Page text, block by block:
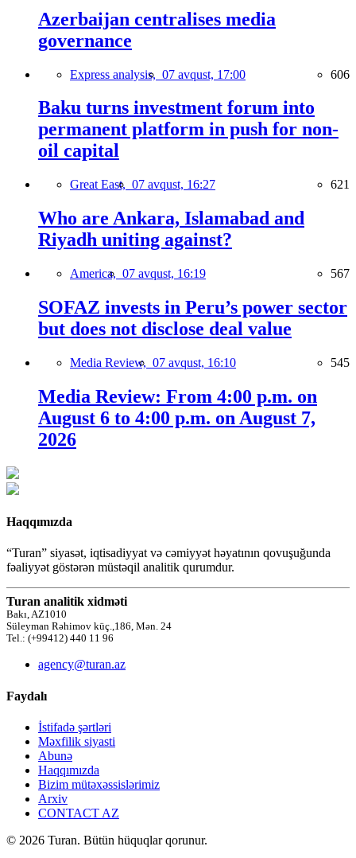
Azerbaijan centralises media
governance
Express analysis, 07 avqust, 17:00 606
Baku turns investment forum into
permanent platform in push for non-
oil capital
Great East, 07 avqust, 16:27 621
Who are Ankara, Islamabad and
Riyadh uniting against?
America, 07 avqust, 16:19 567
SOFAZ invests in Peru’s power sector
but does not disclose deal value
Media Review, 07 avqust, 16:10 545
Media Review: From 4:00 p.m. on
August 6 to 4:00 p.m. on August 7,
2026
Haqqımızda
“Turan” siyasət, iqtisadiyyat və cəmiyyət həyatının qovuşuğunda
fəaliyyət göstərən müstəqil analitik qurumdur.
Turan analitik xidməti
Bakı, AZ1010
Süleyman Rəhimov küç.,186, Mən. 24
Tel.: (+99412) 440 11 96
agency@turan.az
Faydalı
İstifadə şərtləri
Məxfilik siyasti
Abunə
Haqqımızda
Bizim mütəxəssislərimiz
Arxiv
CONTACT AZ
© 2026 Turan. Bütün hüquqlar qorunur.